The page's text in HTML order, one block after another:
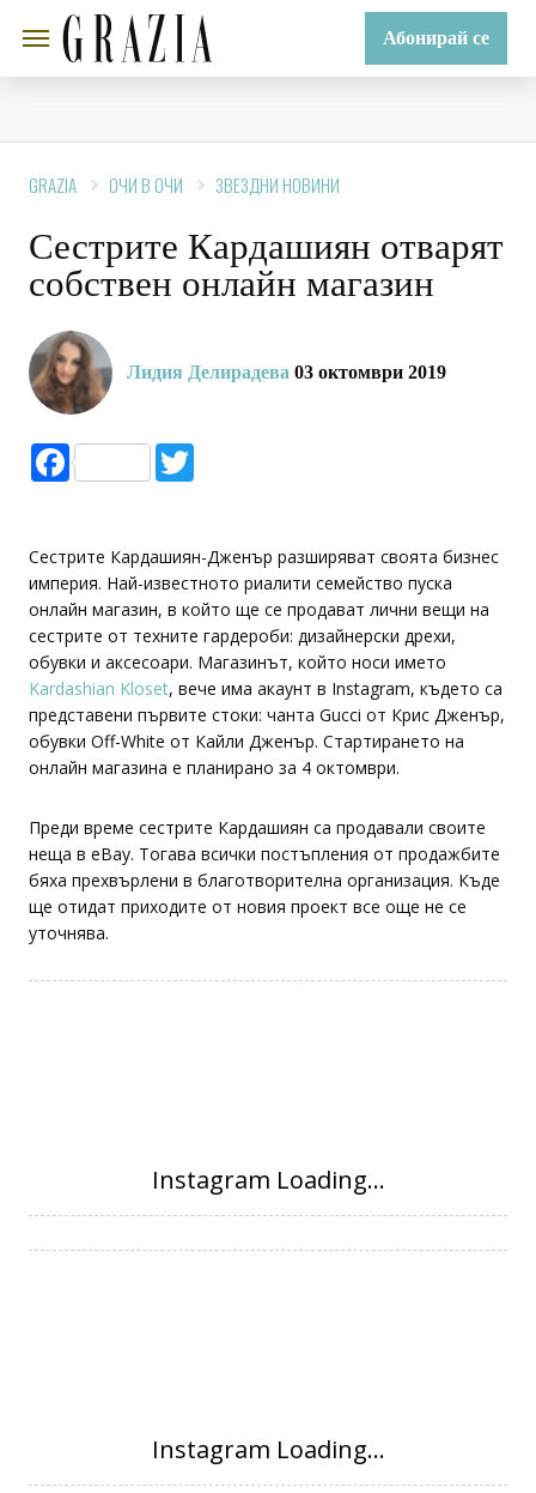
Абонирай се
GRAZIA ОЧИ В ОЧИ ЗВЕЗДНИ НОВИНИ
Сестрите Кардашиян отварят
собствен онлайн магазин
Лидия Делирадева 03 октомври 2019
Facebook
Сестрите Кардашиян-Дженър разширяват своята бизнес
империя. Най-известното риалити семейство пуска
онлайн магазин, в който ще се продават лични вещи на
сестрите от техните гардероби: дизайнерски дрехи,
обувки и аксесоари. Магазинът, който носи името
Kardashian Kloset, вече има акаунт в Instagram, където са
представени първите стоки: чанта Gucci от Крис Дженър,
обувки Off-White от Кайли Дженър. Стартирането на
онлайн магазина е планирано за 4 октомври.
Преди време сестрите Кардашиян са продавали своите
неща в eBay. Тогава всички постъпления от продажбите
бяха прехвърлени в благотворителна организация. Къде
ще отидат приходите от новия проект все още не се
уточнява.